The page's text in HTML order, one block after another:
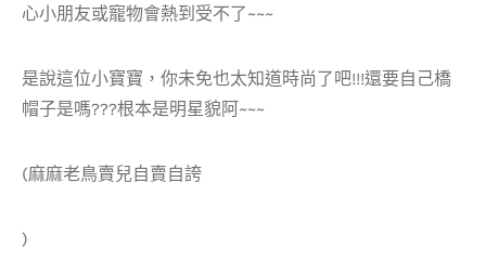
心小朋友或寵物會熱到受不了~~~
是說這位小寶寶，你未免也太知道時尚了吧!!!還要自己橋
帽子是嗎???根本是明星貌阿~~~
(麻麻老鳥賣兒自賣自誇
)